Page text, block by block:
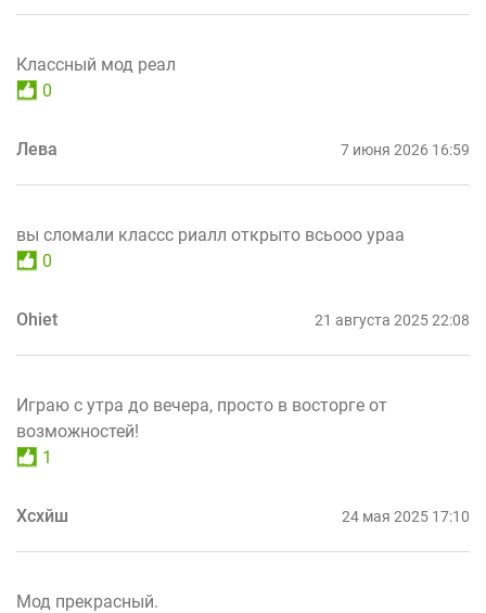
Классный мод реал
0
Лева 7 июня 2026 16:59
вы сломали классс риалл открыто всьооо ураа
0
Ohiet 21 августа 2025 22:08
Играю с утра до вечера, просто в восторге от
возможностей!
1
Хсхйш 24 мая 2025 17:10
Мод прекрасный.